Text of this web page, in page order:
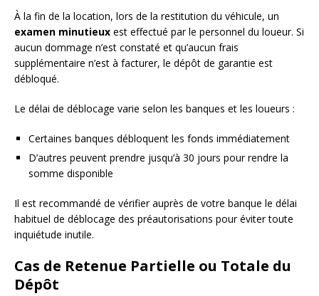
À la fin de la location, lors de la restitution du véhicule, un
examen minutieux est effectué par le personnel du loueur. Si
aucun dommage n’est constaté et qu’aucun frais
supplémentaire n’est à facturer, le dépôt de garantie est
débloqué.
Le délai de déblocage varie selon les banques et les loueurs :
Certaines banques débloquent les fonds immédiatement
D’autres peuvent prendre jusqu’à 30 jours pour rendre la
somme disponible
Il est recommandé de vérifier auprès de votre banque le délai
habituel de déblocage des préautorisations pour éviter toute
inquiétude inutile.
Cas de Retenue Partielle ou Totale du
Dépôt